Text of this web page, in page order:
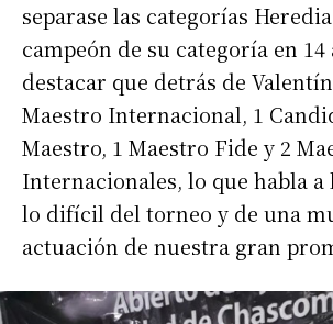
separase las categorías
campeón de su categoría en 14
destacar que detrás de
Maestro Internacional, 1
Maestro, 1 Maestro Fide y 2
Internacionales, lo que habla a
lo difícil del torneo y de una
actuación de nuestra gran